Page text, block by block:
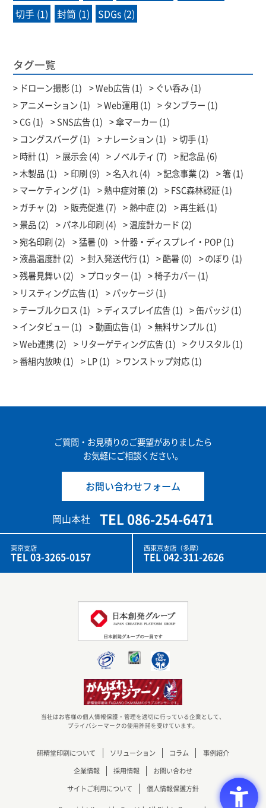
切手 (1)
封筒 (1) SDGs (2)
タグ一覧
ドローン撮影 (1) Web広告 (1)
ぐい呑み (1)
アニメーション (1)
Web運用 (1)
タンブラー (1)
CG (1)
SNS広告 (1)
傘マーカー (1)
コングスバーグ (1)
ナレーション (1)
切手 (1)
時計 (1)
展示会 (4) ノベルティ (7)
記念品 (6)
木製品 (1)
印刷 (9) 名入れ (4) 記念事業 (2)
箸 (1)
マーケティング (1)
熱中症対策 (2)
FSC森林認証 (1)
ガチャ (2)
販売促進 (7) 熱中症 (2)
再生紙 (1)
景品 (2)
パネル印刷 (4)
温度計カード (2)
宛名印刷 (2)
猛暑 (0)
什器・ディスプレイ・POP (1)
液晶温度計 (2)
封入発送代行 (1) 酷暑 (0)
のぼり (1)
残暑見舞い (2)
プロッター (1)
椅子カバー (1)
リスティング広告 (1)
パッケージ (1)
テーブルクロス (1)
ディスプレイ広告 (1)
缶バッジ (1)
インタビュー (1)
動画広告 (1)
無料サンプル (1)
Web連携 (2)
リターゲティング広告 (1)
クリスタル (1)
番組内放映 (1)
LP (1) ワンストップ対応 (1)
ご質問・お見積りのご要望がありましたら
お気軽にご相談ください。
お問い合わせフォーム
岡山本社 TEL 086-254-6471
東京支店
TEL 03-3265-0157
西東京支店（多摩）
TEL 042-311-2626
当社はお客様の個人情報保護・管理を適切に行っている企業として、
プライバシーマークの使用許諾を受けています。
研精堂印刷について ソリューション コラム
事例紹介
企業情報
採用情報
お問い合わせ
サイトご利用について
個人情報保護方針